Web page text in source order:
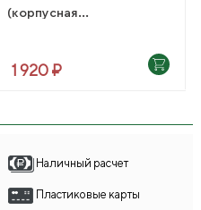
(корпусная...
1 920 ₽
Наличный расчет
Пластиковые карты